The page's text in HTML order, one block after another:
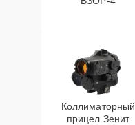
Коллиматорный
прицел Зенит